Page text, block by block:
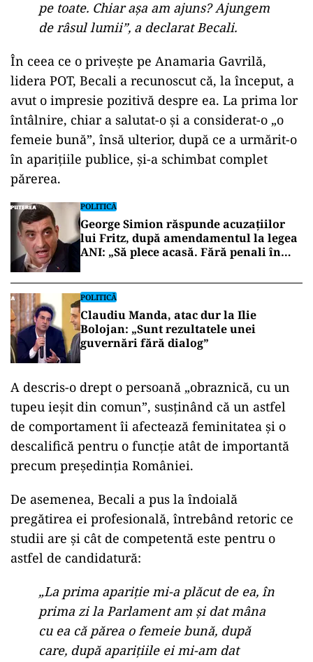
pe toate. Chiar așa am ajuns? Ajungem
de râsul lumii”, a declarat Becali.
În ceea ce o privește pe Anamaria Gavrilă,
lidera POT, Becali a recunoscut că, la început, a
avut o impresie pozitivă despre ea. La prima lor
întâlnire, chiar a salutat-o și a considerat-o „o
femeie bună”, însă ulterior, după ce a urmărit-o
în aparițiile publice, și-a schimbat complet
părerea.
POLITICĂ
George Simion răspunde acuzațiilor
lui Fritz, după amendamentul la legea
ANI: „Să plece acasă. Fără penali în
POLITICĂ
Claudiu Manda, atac dur la Ilie
Bolojan: „Sunt rezultatele unei
guvernări fără dialog”
A descris-o drept o persoană „obraznică, cu un
tupeu ieșit din comun”, susținând că un astfel
de comportament îi afectează feminitatea și o
descalifică pentru o funcție atât de importantă
precum președinția României.
De asemenea, Becali a pus la îndoială
pregătirea ei profesională, întrebând retoric ce
studii are și cât de competentă este pentru o
astfel de candidatură:
„La prima apariție mi-a plăcut de ea, în
prima zi la Parlament am și dat mâna
cu ea că părea o femeie bună, după
care, după aparițiile ei mi-am dat